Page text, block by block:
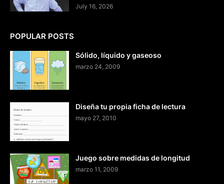
July 16, 2026
POPULAR POSTS
Sólido, líquido y gaseoso
marzo 24, 2009
Diseña tu propia ficha de lectura
mayo 27, 2010
Juego sobre medidas de longitud
marzo 11, 2009